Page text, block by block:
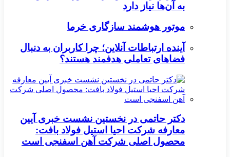
به آن‌ها نیاز دارد
موتور هوشمند سازگاری خرما
آینده ارتباطات آنلاین؛ چرا کاربران به دنبال
فضاهای تعاملی هدفمند هستند؟
دکتر حاتمی در نخستین نشست خبری آیین
معارفه شرکت احیا استیل فولاد بافت:
محصول اصلی شرکت آهن اسفنجی است